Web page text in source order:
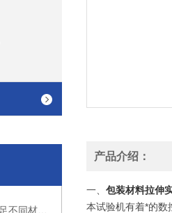
产品介绍：
一、 包装材料拉伸
本试验机有着*的数